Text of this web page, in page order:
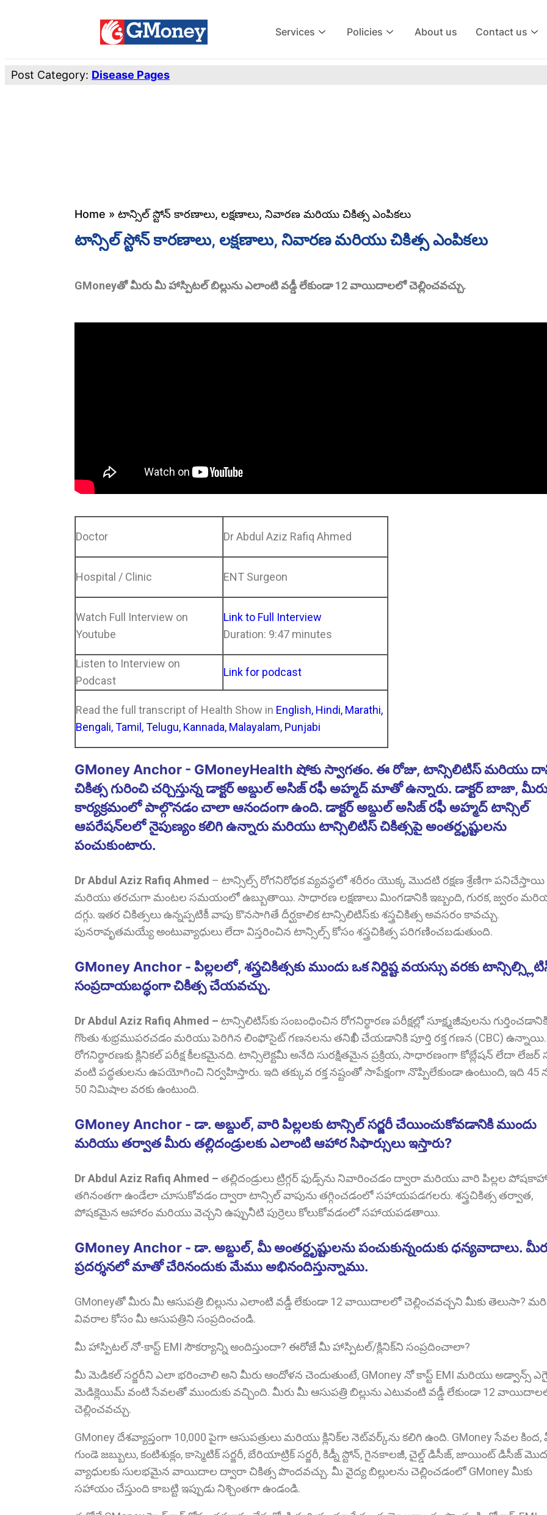
Services Policies About us Contact us
Post Category: Disease Pages
Home » టాన్సిల్ స్టోన్ కారణాలు, లక్షణాలు, నివారణ మరియు చికిత్స ఎంపికలు
టాన్సిల్ స్టోన్ కారణాలు, లక్షణాలు, నివారణ మరియు చికిత్స ఎంపికలు
GMoneyతో మీరు మీ హాస్పిటల్ బిల్లును ఎలాంటి వడ్డీ లేకుండా 12 వాయిదాలలో చెల్లించవచ్చు.
Doctor Dr Abdul Aziz Rafiq Ahmed
Hospital / Clinic ENT Surgeon
Watch Full Interview on
Youtube
Link to Full Interview
Duration: 9:47 minutes
Listen to Interview on
Podcast
Link for podcast
Read the full transcript of Health Show in English, Hindi, Marathi,
Bengali, Tamil, Telugu, Kannada, Malayalam, Punjabi
GMoney Anchor - GMoneyHealth షోకు స్వాగతం. ఈ రోజు, టాన్సిలిటిస్ మరియు
చికిత్స గురించి చర్చిస్తున్న డాక్టర్ అబ్దుల్ అసిజ్ రఫీ అహ్మద్ మాతో ఉన్నారు. డాక్టర్ బాజా,
కార్యక్రమంలో పాల్గొనడం చాలా ఆనందంగా ఉంది. డాక్టర్ అబ్దుల్ అసిజ్ రఫీ అహ్మద్ టాన్సిల్
ఆపరేషన్‌లలో నైపుణ్యం కలిగి ఉన్నారు మరియు టాన్సిలిటిస్ చికిత్సపై అంతర్దృష్టులను
పంచుకుంటారు.
Dr Abdul Aziz Rafiq Ahmed – టాన్సిల్స్ రోగనిరోధక వ్యవస్థలో శరీరం యొక్క మొదటి రక్షణ శ్రేణిగా పనిచేస్తాయి
మరియు తరచుగా మంటల సమయంలో ఉబ్బుతాయి. సాధారణ లక్షణాలు మింగడానికి ఇబ్బంది, గురక, జ్వరం
దగ్గు. ఇతర చికిత్సలు ఉన్నప్పటికీ వాపు కొనసాగితే దీర్ఘకాలిక టాన్సిలిటిస్‌కు శస్త్రచికిత్స అవసరం కావచ్చు.
పునరావృతమయ్యే అంటువ్యాధులు లేదా విస్తరించిన టాన్సిల్స్ కోసం శస్త్రచికిత్స పరిగణించబడుతుంది.
GMoney Anchor - పిల్లలలో, శస్త్రచికిత్సకు ముందు ఒక నిర్దిష్ట వయస్సు వరకు
సంప్రదాయబద్ధంగా చికిత్స చేయవచ్చు.
Dr Abdul Aziz Rafiq Ahmed – టాన్సిలిటిస్‌కు సంబంధించిన రోగనిర్ధారణ పరీక్షల్లో సూక్ష్మజీవులను
గొంతు శుభ్రముపరచడం మరియు పెరిగిన లింఫోసైట్ గణనలను తనిఖీ చేయడానికి పూర్తి రక్త గణన (CBC) ఉన్నాయి.
రోగనిర్ధారణకు క్లినికల్ పరీక్ష కీలకమైనది. టాన్సిలెక్టమీ అనేది సురక్షితమైన ప్రక్రియ, సాధారణంగా కోబ్లేషన్ లేదా లేజర్
వంటి పద్ధతులను ఉపయోగించి నిర్వహిస్తారు. ఇది తక్కువ రక్త నష్టంతో సాపేక్షంగా నొప్పిలేకుండా ఉంటుంది, ఇది 45
50 నిమిషాల వరకు ఉంటుంది.
GMoney Anchor - డా. అబ్దుల్, వారి పిల్లలకు టాన్సిల్ సర్జరీ చేయించుకోవడానికి ముందు
మరియు తర్వాత మీరు తల్లిదండ్రులకు ఎలాంటి ఆహార సిఫార్సులు ఇస్తారు?
Dr Abdul Aziz Rafiq Ahmed – తల్లిదండ్రులు ట్రిగ్గర్ ఫుడ్స్‌ను నివారించడం ద్వారా మరియు వారి పిల్లల
తగినంతగా ఉండేలా చూసుకోవడం ద్వారా టాన్సిల్ వాపును తగ్గించడంలో సహాయపడగలరు. శస్త్రచికిత్స తర్వాత,
పోషకమైన ఆహారం మరియు వెచ్చని ఉప్పునీటి పుర్రెలు కోలుకోవడంలో సహాయపడతాయి.
GMoney Anchor - డా. అబ్దుల్, మీ అంతర్దృష్టులను పంచుకున్నందుకు ధన్యవాదాలు.
ప్రదర్శనలో మాతో చేరినందుకు మేము అభినందిస్తున్నాము.
GMoneyతో మీరు మీ ఆసుపత్రి బిల్లును ఎలాంటి వడ్డీ లేకుండా 12 వాయిదాలలో చెల్లించవచ్చని మీకు తెలుసా?
వివరాల కోసం మీ ఆసుపత్రిని సంప్రదించండి.
మీ హాస్పిటల్ నో-కాస్ట్ EMI సౌకర్యాన్ని అందిస్తుందా? ఈరోజే మీ హాస్పిటల్/క్లినిక్‌ని సంప్రదించాలా?
మీ మెడికల్ సర్జరీని ఎలా భరించాలి అని మీరు ఆందోళన చెందుతుంటే, GMoney నో కాస్ట్ EMI మరియు అడ్వాన్స్
మెడిక్లెయిమ్ వంటి సేవలతో ముందుకు వచ్చింది. మీరు మీ ఆసుపత్రి బిల్లును ఎటువంటి వడ్డీ లేకుండా 12
చెల్లించవచ్చు.
GMoney దేశవ్యాప్తంగా 10,000 పైగా ఆసుపత్రులు మరియు క్లినిక్‌ల నెట్‌వర్క్‌ను కలిగి ఉంది. GMoney సేవల కింద,
గుండె జబ్బులు, కంటిశుక్లం, కాస్మెటిక్ సర్జరీ, బేరియాట్రిక్ సర్జరీ, కిడ్నీ స్టోన్, గైనకాలజీ, చైల్డ్ డిసీజ్, జాయింట్ డిసీజ్
వ్యాధులకు సులభమైన వాయిదాల ద్వారా చికిత్స పొందవచ్చు. మీ వైద్య బిల్లులను చెల్లించడంలో GMoney మీకు
సహాయం చేస్తుంది కాబట్టి ఇప్పుడు నిశ్చింతగా ఉండండి.